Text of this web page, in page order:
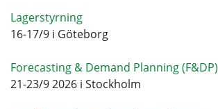
Lagerstyrning
16-17/9 i Göteborg
Forecasting & Demand Planning (F&DP)
21-23/9 2026 i Stockholm